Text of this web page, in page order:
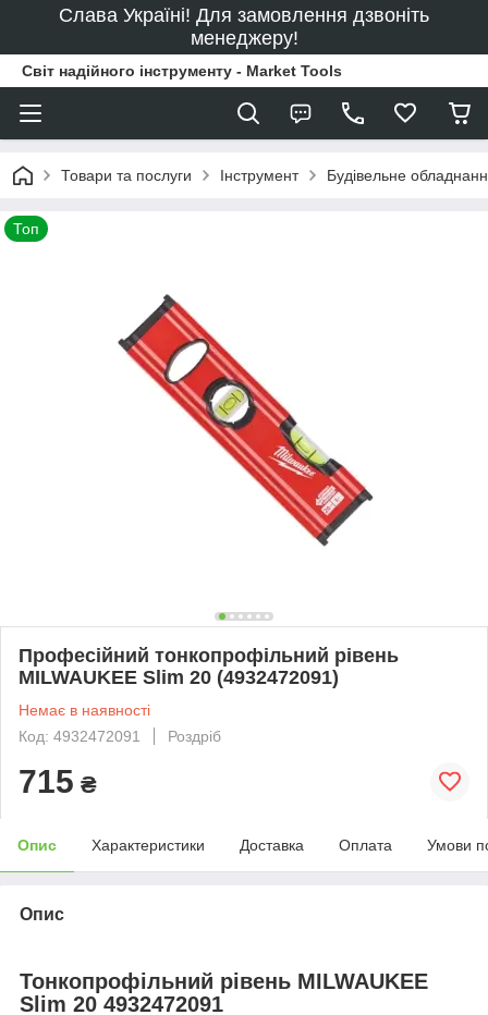
Слава Україні! Для замовлення дзвоніть
менеджеру!
Світ надійного інструменту - Market Tools
Товари та послуги Інструмент Будівельне
Топ
Професійний тонкопрофільний рівень
MILWAUKEE Slim 20 (4932472091)
Немає в наявності
Код: 4932472091
Роздріб
715 ₴
Опис Характеристики Доставка Оплата Умови
Опис
Тонкопрофільний рівень MILWAUKEE
Slim 20 4932472091